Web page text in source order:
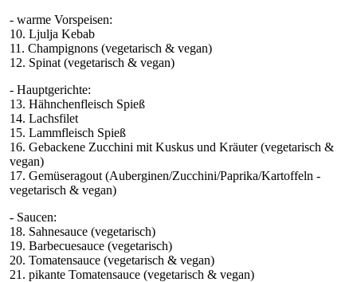
- warme Vorspeisen:
10. Ljulja Kebab
11. Champignons (vegetarisch & vegan)
12. Spinat (vegetarisch & vegan)
- Hauptgerichte:
13. Hähnchenfleisch Spieß
14. Lachsfilet
15. Lammfleisch Spieß
16. Gebackene Zucchini mit Kuskus und Kräuter (vegetarisch &
vegan)
17. Gemüseragout (Auberginen/Zucchini/Paprika/Kartoffeln -
vegetarisch & vegan)
- Saucen:
18. Sahnesauce (vegetarisch)
19. Barbecuesauce (vegetarisch)
20. Tomatensauce (vegetarisch & vegan)
21. pikante Tomatensauce (vegetarisch & vegan)